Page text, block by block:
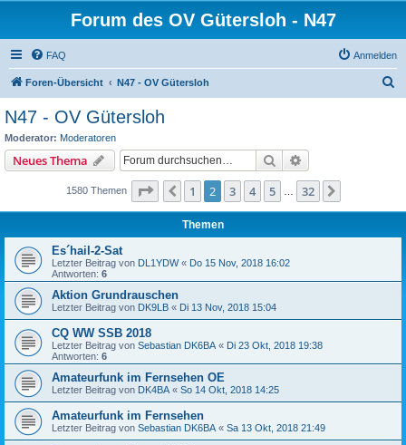
Forum des OV Gütersloh - N47
FAQ Anmelden
Foren-Übersicht N47 - OV Gütersloh
N47 - OV Gütersloh
Moderator: Moderatoren
Neues Thema Suche
1580 Themen Seite von
Vorherige
1 2 3 4 5 32
Themen
Es´hail-2-Sat
Letzter Beitrag von DL1YDW« Do 15 Nov, 2018 16:02
Antworten: 6
Aktion Grundrauschen
Letzter Beitrag von DK9LB « Di 13 Nov, 2018 15:04
CQ WW SSB 2018
Letzter Beitrag von Sebastian DK6BA « Di 23 Okt, 2018 19:38
Antworten: 6
Amateurfunk im Fernsehen OE
Letzter Beitrag von DK4BA « So 14 Okt, 2018 14:25
Amateurfunk im Fernsehen
Letzter Beitrag von Sebastian DK6BA « Sa 13 Okt, 2018 21:49